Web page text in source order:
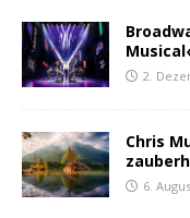
2.
Chris
6.